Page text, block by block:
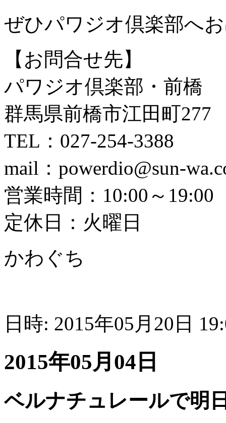
ぜひパワジオ倶楽部へ
【お問合せ先】
パワジオ倶楽部・前橋
群馬県前橋市江田町277
TEL：027-254-3388
mail：powerdio@sun-
営業時間：10:00～19:00
定休日：火曜日
かわぐち
日時: 2015年05月20日
2015年05月04日
ベルナチュレールで明